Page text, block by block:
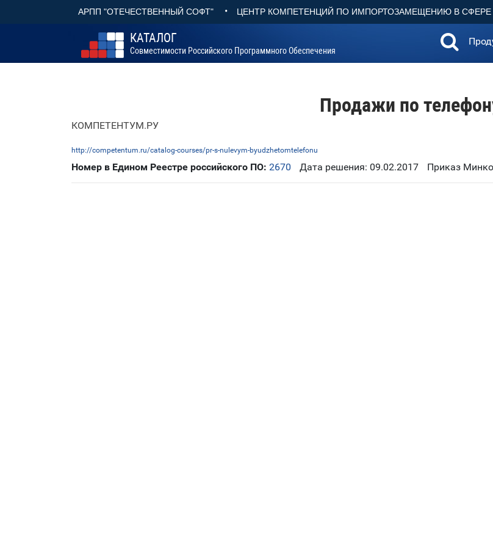
АРПП "ОТЕЧЕСТВЕННЫЙ СОФТ" • ЦЕНТР КОМПЕТЕНЦИЙ ПО ИМПОРТОЗАМЕЩЕНИЮ В СФЕРЕ
КАТАЛОГ
Совместимости Российского Программного Обеспечения
Продажи по
КОМПЕТЕНТУМ.РУ
http://competentum.ru/catalog-courses/pr-s-nulevym-byudzhetomtelefonu
Номер в Едином Реестре российского ПО: 2670 Дата решения: 09.02.2017 Приказ